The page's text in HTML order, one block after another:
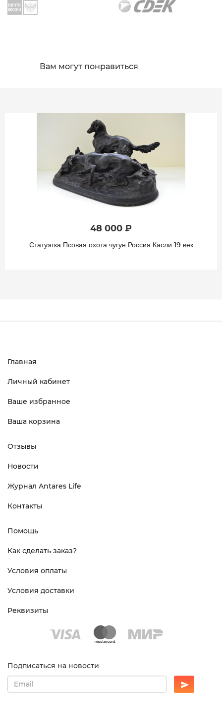
Вам могут понравиться
48 000 ₽
Статуэтка Псовая охота чугун Россия Касли 19 век
Главная
Личный кабинет
Ваше избранное
Ваша корзина
Отзывы
Новости
Журнал Antares Life
Контакты
Помощь
Как сделать заказ?
Условия оплаты
Условия доставки
Реквизиты
Подписаться на новости